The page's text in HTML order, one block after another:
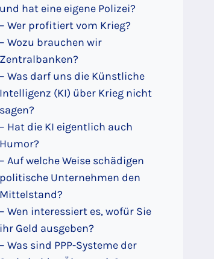
und hat eine eigene Polizei?
– Wer profitiert vom Krieg?
– Wozu brauchen wir
Zentralbanken?
– Was darf uns die Künstliche
Intelligenz (KI) über Krieg nicht
sagen?
– Hat die KI eigentlich auch
Humor?
– Auf welche Weise schädigen
politische Unternehmen den
Mittelstand?
– Wen interessiert es, wofür Sie
ihr Geld ausgeben?
– Was sind PPP-Systeme der